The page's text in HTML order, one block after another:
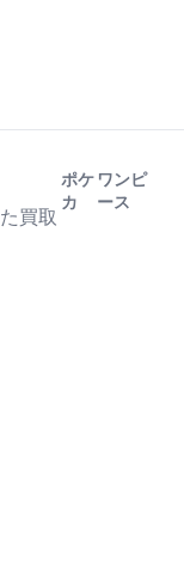
買取
ポケ
カ
ワンピ
ース